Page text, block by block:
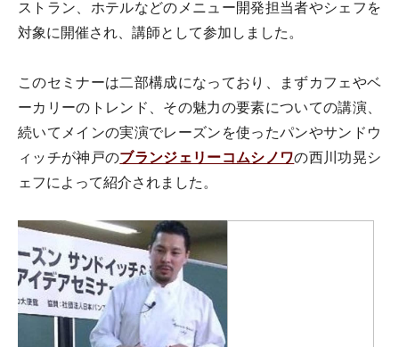
ストラン、ホテルなどのメニュー開発担当者やシェフを
対象に開催され、講師として参加しました。
このセミナーは二部構成になっており、まずカフェやベ
ーカリーのトレンド、その魅力の要素についての講演、
続いてメインの実演でレーズンを使ったパンやサンドウ
ィッチが神戸のブランジェリーコムシノワの西川功晃シ
ェフによって紹介されました。